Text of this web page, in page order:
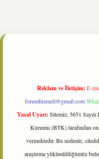
Reklam ve İletişim: E-
forumhizmeti@gmail.com
Yasal Uyarı: Sitemiz, 5651
Kurumu (BTK) tarafından
vermektedir. Bu nedenle,
araştırma yükümlülüğümüz